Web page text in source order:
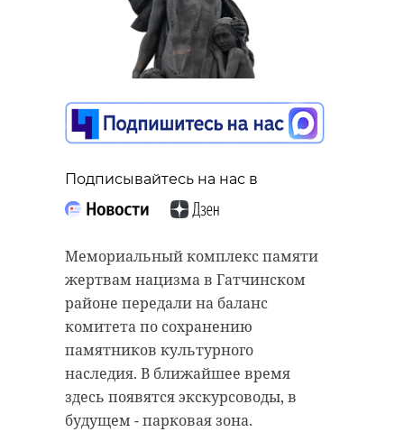
Подписывайтесь на нас в
Мемориальный комплекс памяти
жертвам нацизма в Гатчинском
районе передали на баланс
комитета по сохранению
памятников культурного
наследия. В ближайшее время
здесь появятся экскурсоводы, в
будущем - парковая зона.